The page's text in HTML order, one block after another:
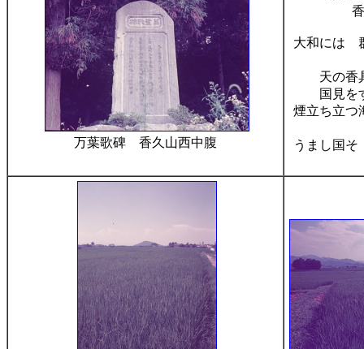
万葉歌碑 香久山西中腹
大和には
天の
国見
煙立ち立
うまし国